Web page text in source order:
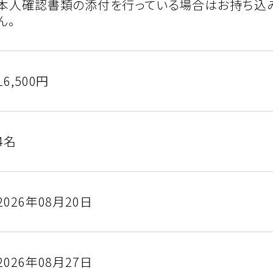
人確認書類の添付を行っている場合はお持ち込
。
円
年08月20日
年08月27日